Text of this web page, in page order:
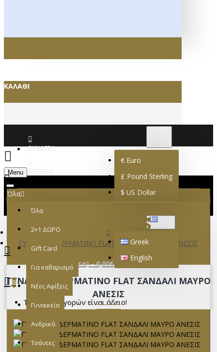
ΚΑΛΆΘΙ
ΣΎΝΔΕΣΗ
€ Euro
£ Pound Sterling
$ US Dollar
Greek
English
Menu
0 προϊόν(τα) - 0,00€
0
Το καλάθι αγορών είναι άδειο!
Όλα
Όλα
2+1 ΔΩΡΟ
Gift Card
Για καθαρισμό
Νέες Αφίξεις
Γυναικεία
Ανδρικά
Τσάντες
ΓΥΝΑΙΚΕΙΟ ΔΕΡΜΑΤΙΝΟ FLAT ΣΑΝΔΑΛΙ ΜΑΥΡΟ ΑΝΕΣΙΣ
ΓΥΝΑΙΚΕΙΟ ΔΕΡΜΑΤΙΝΟ FLAT ΣΑΝΔΑΛΙ ΜΑΥΡΟ
ΑΝΕΣΙΣ